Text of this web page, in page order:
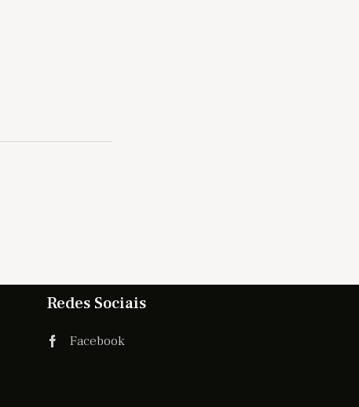
Redes Sociais
Facebook